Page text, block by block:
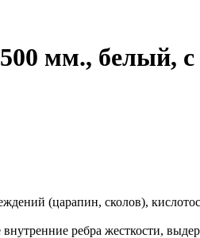
мм., белый,
(царапин, сколов),
ребра жесткости,